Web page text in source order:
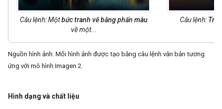
Câu lệnh: Mộtbức tranh vẽ bằng phấn màu
về một...
Câu lệnh:
Nguồn hình ảnh: Mỗi hình ảnh được tạo bằng câu lệnh văn bản tương
ứng với mô hình Imagen 2.
Hình dạng và chất liệu